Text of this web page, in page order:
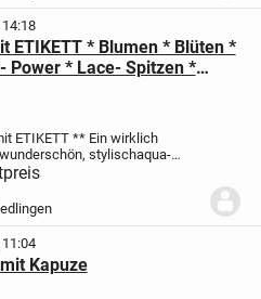
ETIKETT * Blumen * Blüten *
Power * Lace- Spitzen *
Unterhose * Gr. 36- 38/ S *
*
ETIKETT ** Ein wirklich
stylischaqua-
* Blüten * Flower- Power *
* SLIP * UNTERHOSE
Kapuze